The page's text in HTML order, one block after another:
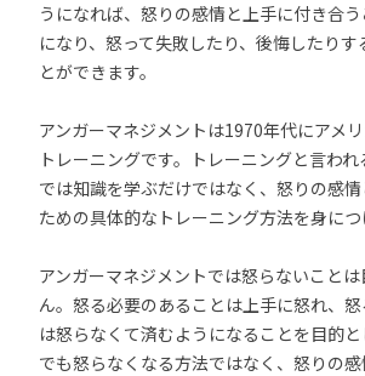
うになれば、怒りの感情と上手に付き合
になり、怒って失敗したり、後悔したりす
とができます。
アンガーマネジメントは1970年代にアメ
トレーニングです。トレーニングと言わ
では知識を学ぶだけではなく、怒りの感
ための具体的なトレーニング方法を身につ
アンガーマネジメントでは怒らないこと
ん。怒る必要のあることは上手に怒れ、
は怒らなくて済むようになることを目的
でも怒らなくなる方法ではなく、怒りの